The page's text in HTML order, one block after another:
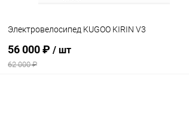
Электровелосипед KUGOO KIRIN V3
56 000 ₽ / шт
62 000 ₽